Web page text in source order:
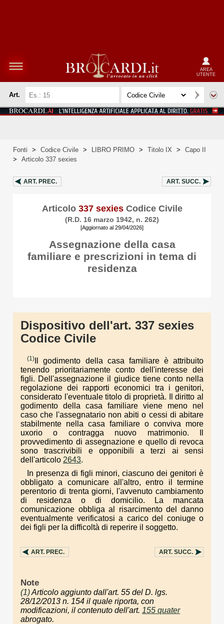
AREA
UTENTE
Art.
Fonti > Codice Civile > LIBRO PRIMO > Titolo IX >
Capo II
>
Articolo 337 sexies
ART. PREC. ART. SUCC.
Articolo 337 sexiesCodice Civile
(R.D. 16 marzo 1942, n. 262)
[Aggiornato al 29/04/2026]
Assegnazione della casa
familiare e prescrizioni in tema di
residenza
Dispositivo dell'art. 337 sexies
Codice Civile
(1)
Il godimento della casa familiare è attribuito
tenendo prioritariamente conto dell'interesse dei
figli. Dell'assegnazione il giudice tiene conto nella
regolazione dei rapporti economici tra i genitori,
considerato l'eventuale titolo di proprietà. Il diritto al
godimento della casa familiare viene meno nel
caso che l'assegnatario non abiti o cessi di abitare
stabilmente nella casa familiare o conviva more
uxorio o contragga nuovo matrimonio. Il
provvedimento di assegnazione e quello di revoca
sono trascrivibili e opponibili a terzi ai sensi
dell'articolo 2643.
In presenza di figli minori, ciascuno dei genitori è
obbligato a comunicare all'altro, entro il termine
perentorio di trenta giorni, l'avvenuto cambiamento
di residenza o di domicilio. La mancata
comunicazione obbliga al risarcimento del danno
eventualmente verificatosi a carico del coniuge o
dei figli per la difficoltà di reperire il soggetto.
ART. PREC. ART. SUCC.
Note
(1)Articolo aggiunto dall'art. 55 del D. lgs.
28/12/2013 n. 154 il quale riporta, con
modificazioni, il contenuto dell'art. 155 quater
abrogato.